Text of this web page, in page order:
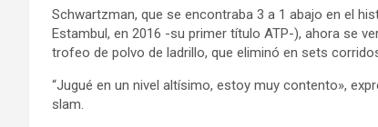
Schwartzman, que se encontraba 3 a 1 abajo en el
Estambul, en 2016 -su primer título ATP-), ahora se
trofeo de polvo de ladrillo, que eliminó en sets
“Jugué en un nivel altísimo, estoy muy contento»,
slam.